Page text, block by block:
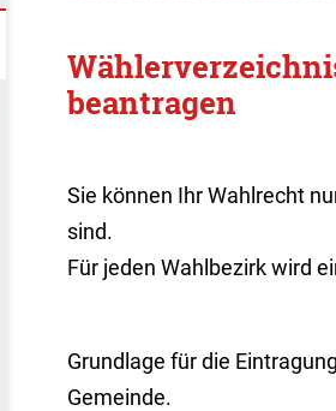
beantragen
Sie können Ihr Wahlrecht
sind.
Für jeden Wahlbezirk wird
Grundlage für die
Gemeinde.